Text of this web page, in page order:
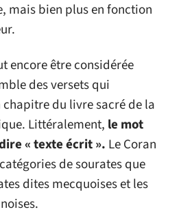
mais bien plus en fonction
encore être considérée
des versets qui
du livre sacré de la
Littéralement, le mot
« texte écrit ». Le Coran
de sourates que
dites mecquoises et les